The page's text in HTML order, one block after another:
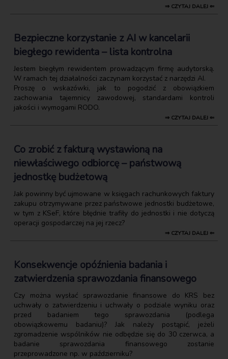
⇒ CZYTAJ DALEJ ⇐
Bezpieczne korzystanie z AI w kancelarii
biegłego rewidenta – lista kontrolna
Jestem biegłym rewidentem prowadzącym firmę audytorską.
W ramach tej działalności zaczynam korzystać z narzędzi AI.
Proszę o wskazówki, jak to pogodzić z obowiązkiem
zachowania tajemnicy zawodowej, standardami kontroli
jakości i wymogami RODO.
⇒ CZYTAJ DALEJ ⇐
Co zrobić z fakturą wystawioną na
niewłaściwego odbiorcę – państwową
jednostkę budżetową
Jak powinny być ujmowane w księgach rachunkowych faktury
zakupu otrzymywane przez państwowe jednostki budżetowe,
w tym z KSeF, które błędnie trafiły do jednostki i nie dotyczą
operacji gospodarczej na jej rzecz?
⇒ CZYTAJ DALEJ ⇐
Konsekwencje opóźnienia badania i
zatwierdzenia sprawozdania finansowego
Czy można wysłać sprawozdanie finansowe do KRS bez
uchwały o zatwierdzeniu i uchwały o podziale wyniku oraz
przed badaniem tego sprawozdania (podlega
obowiązkowemu badaniu)? Jak należy postąpić, jeżeli
zgromadzenie wspólników nie odbędzie się do 30 czerwca, a
badanie sprawozdania finansowego zostanie
przeprowadzone np. w październiku?